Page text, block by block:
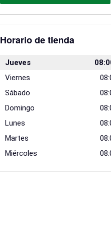
Horario de tienda
Jueves
Viernes
Sábado
Domingo
Lunes
Martes
Miércoles